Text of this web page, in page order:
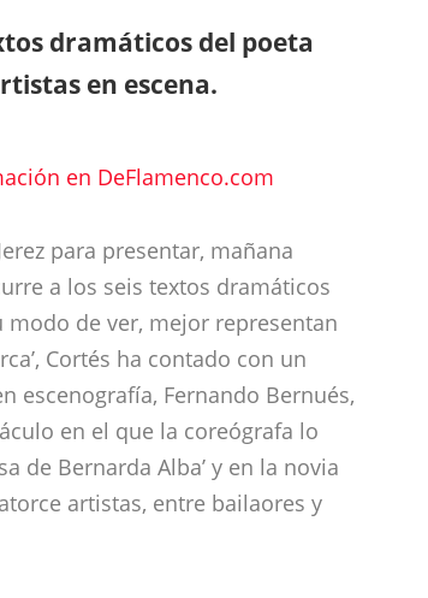
dramáticos del poeta
en escena.
en DeFlamenco.com
para presentar, mañana
a los seis textos dramáticos
modo de ver, mejor representan
Cortés ha contado con un
escenografía, Fernando Bernués,
en el que la coreógrafa lo
de Bernarda Alba’ y en la novia
artistas, entre bailaores y